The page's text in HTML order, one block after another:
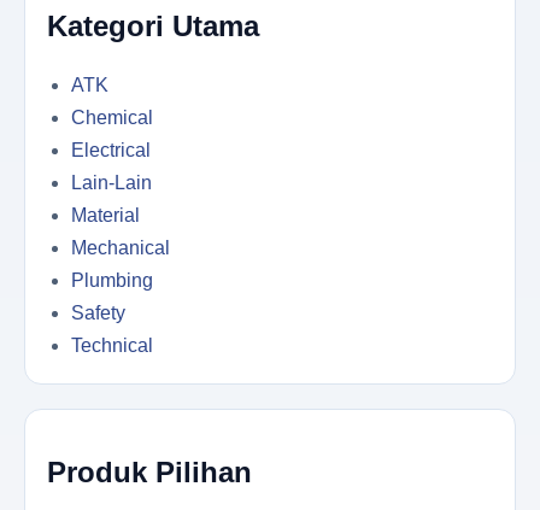
Kategori Utama
ATK
Chemical
Electrical
Lain-Lain
Material
Mechanical
Plumbing
Safety
Technical
Produk Pilihan